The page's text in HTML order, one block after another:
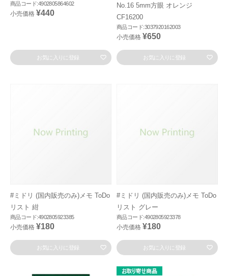
商品コード:4902805864602
小売価格 ¥440
お気に入りに登録
No.16 5mm方眼 オレンジ
CF16200
商品コード:3037920162003
小売価格 ¥650
お気に入りに登録
#ミドリ (国内販売のみ)メモ ToDo
リスト 紺
商品コード:4902805923385
小売価格 ¥180
お気に入りに登録
#ミドリ (国内販売のみ)メモ ToDo
リスト グレー
商品コード:4902805923378
小売価格 ¥180
お気に入りに登録